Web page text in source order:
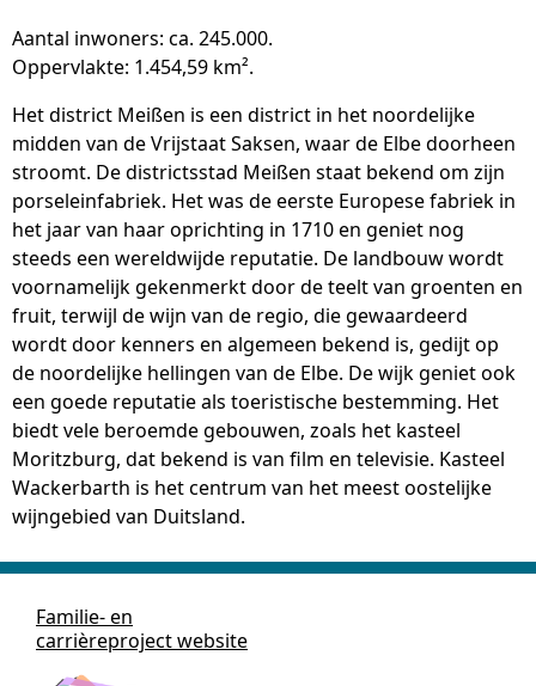
Aantal inwoners: ca. 245.000.
Oppervlakte: 1.454,59 km².
Het district Meißen is een district in het noordelijke
midden van de Vrijstaat Saksen, waar de Elbe doorheen
stroomt. De districtsstad Meißen staat bekend om zijn
porseleinfabriek. Het was de eerste Europese fabriek in
het jaar van haar oprichting in 1710 en geniet nog
steeds een wereldwijde reputatie. De landbouw wordt
voornamelijk gekenmerkt door de teelt van groenten en
fruit, terwijl de wijn van de regio, die gewaardeerd
wordt door kenners en algemeen bekend is, gedijt op
de noordelijke hellingen van de Elbe. De wijk geniet ook
een goede reputatie als toeristische bestemming. Het
biedt vele beroemde gebouwen, zoals het kasteel
Moritzburg, dat bekend is van film en televisie. Kasteel
Wackerbarth is het centrum van het meest oostelijke
wijngebied van Duitsland.
Familie- en
carrièreproject website